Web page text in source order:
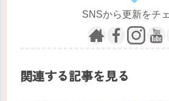
SNSから更新をチ
関連する記事を見る